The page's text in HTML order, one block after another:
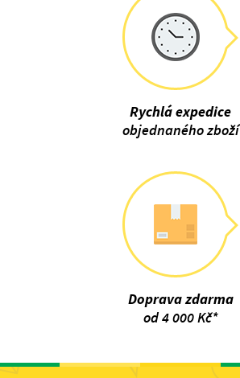
Rychlá expedice
objednaného zboží
Doprava zdarma
od 4 000 Kč*